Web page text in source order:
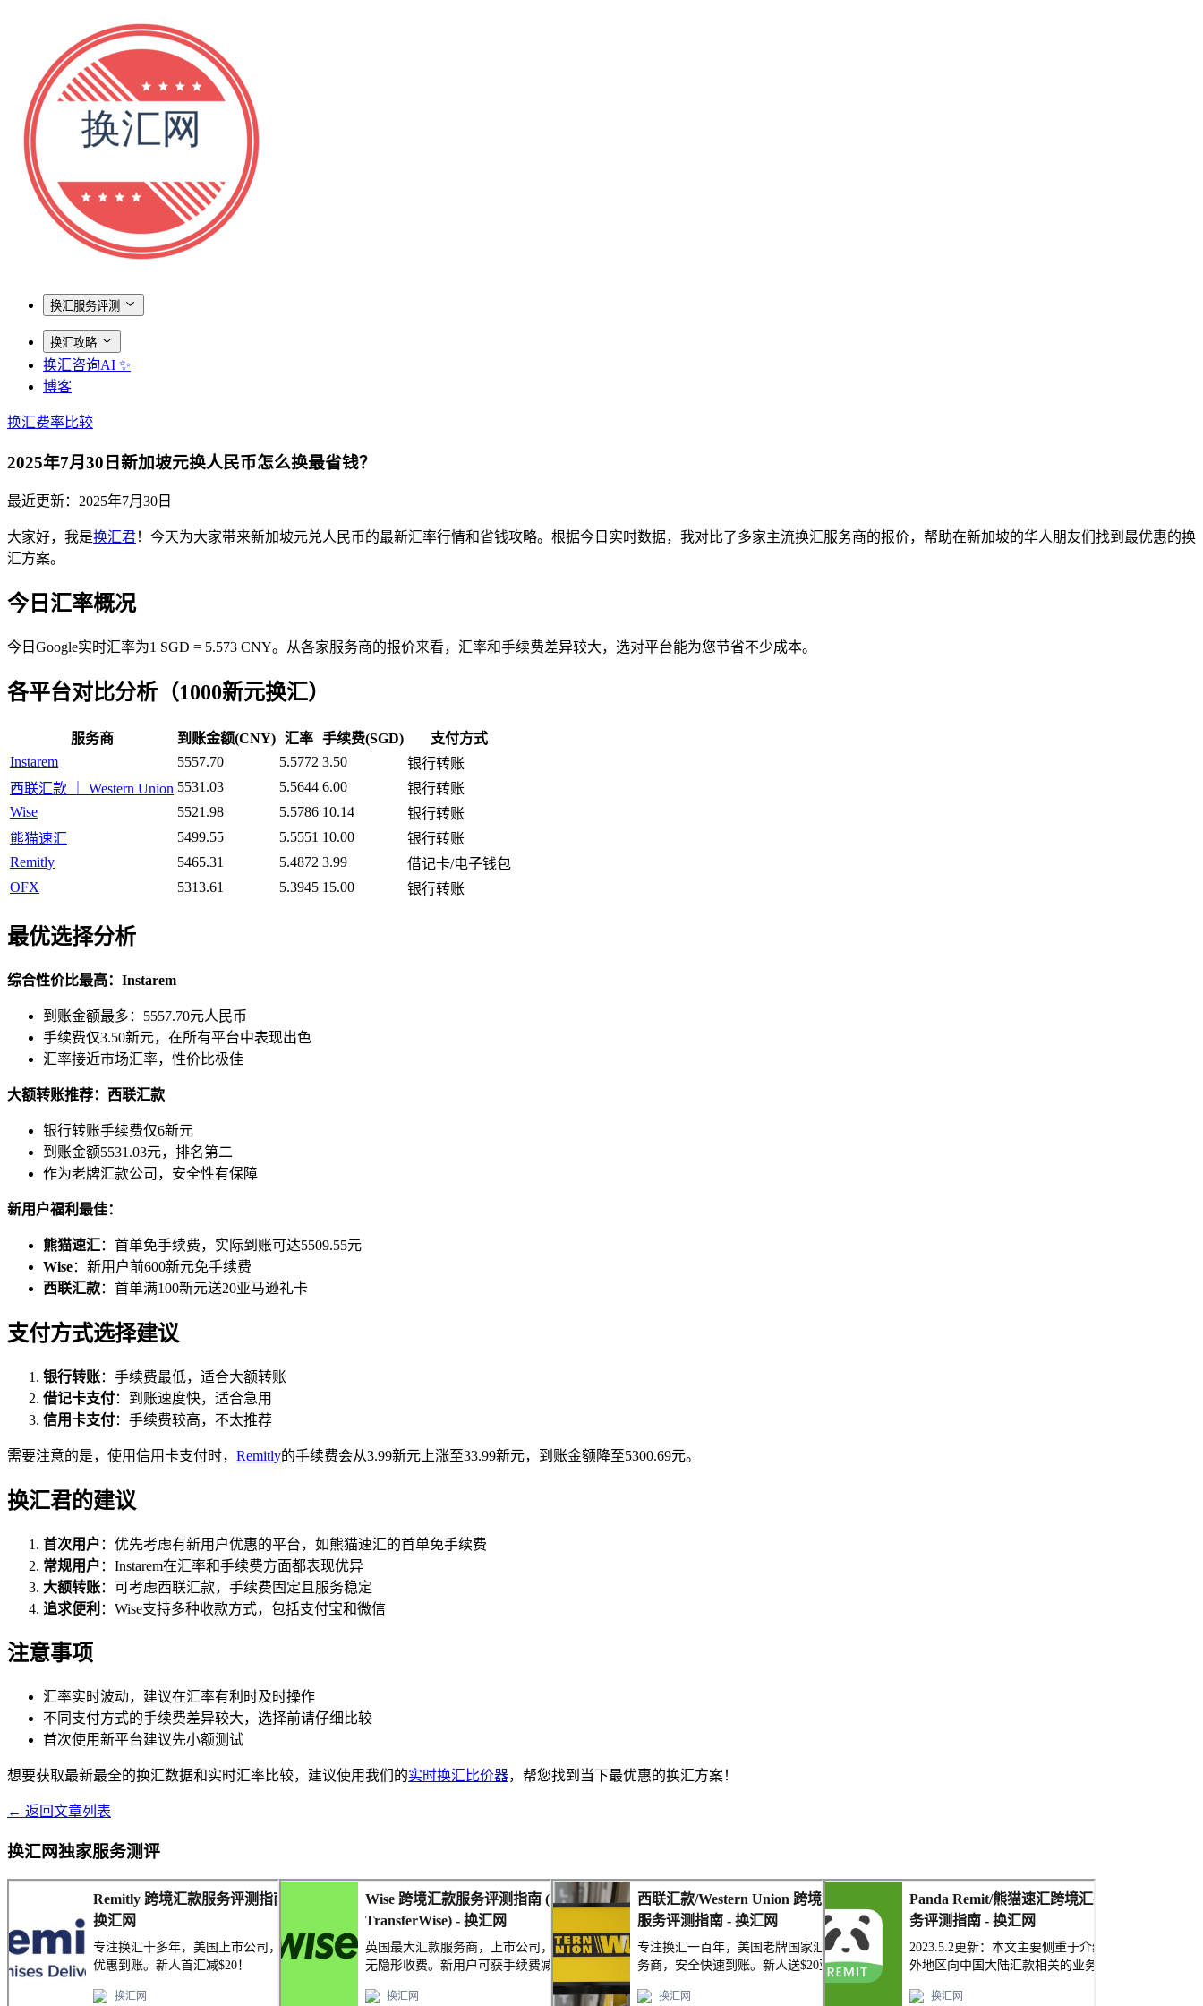
换汇服务评测
换汇攻略
换汇咨询AI ✨
博客
换汇费率比较
2025年7月30日新加坡元换人民币怎么换最省钱？
最近更新： 2025年7月30日
大家好，我是换汇君！今天为大家带来新加坡元兑人民币的最新汇率行情和省钱攻略。根据今日实时数据，我对比了多家主流换汇服务商的报价，帮助在新加坡的华人朋友们找到最优惠的换
汇方案。
今日汇率概况
今日Google实时汇率为1 SGD = 5.573 CNY。从各家服务商的报价来看，汇率和手续费差异较大，选对平台能为您节省不少成本。
各平台对比分析（1000新元换汇）
服务商 到账金额(CNY) 汇率 手续费(SGD)
支付方式
Instarem
5557.70 5.5772 3.50
银行转账
西联汇款 ｜ Western Union 5531.03 5.5644 6.00
银行转账
Wise
5521.98 5.5786 10.14
银行转账
熊猫速汇
5499.55 5.5551 10.00
银行转账
Remitly
5465.31 5.4872 3.99
借记卡/电子钱包
OFX
5313.61 5.3945 15.00 银行转账
最优选择分析
综合性价比最高：Instarem
到账金额最多：5557.70元人民币
手续费仅3.50新元，在所有平台中表现出色
汇率接近市场汇率，性价比极佳
大额转账推荐：西联汇款
银行转账手续费仅6新元
到账金额5531.03元，排名第二
作为老牌汇款公司，安全性有保障
新用户福利最佳：
熊猫速汇：首单免手续费，实际到账可达5509.55元
Wise：新用户前600新元免手续费
西联汇款：首单满100新元送20亚马逊礼卡
支付方式选择建议
银行转账：手续费最低，适合大额转账
借记卡支付：到账速度快，适合急用
信用卡支付：手续费较高，不太推荐
需要注意的是，使用信用卡支付时， Remitly的手续费会从3.99新元上涨至33.99新元，到账金额降至5300.69元。
换汇君的建议
首次用户 ：优先考虑有新用户优惠的平台，如熊猫速汇的首单免手续费
常规用户 ：Instarem在汇率和手续费方面都表现优异
大额转账：可考虑西联汇款，手续费固定且服务稳定
追求便利 ：Wise支持多种收款方式，包括支付宝和微信
注意事项
汇率实时波动，建议在汇率有利时及时操作
不同支付方式的手续费差异较大，选择前请仔细比较
首次使用新平台建议先小额测试
想要获取最新最全的换汇数据和实时汇率比较，建议使用我们的实时换汇比价器，帮您找到当下最优惠的换汇方案！
← 返回文章列表
换汇网独家服务测评